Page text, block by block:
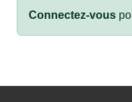
Connectez-vous